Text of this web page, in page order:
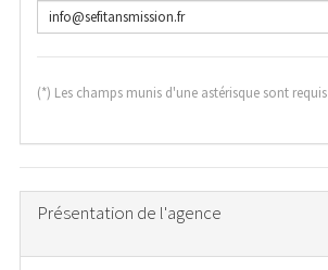
(*) Les champs munis d'une astérisque sont requis
Présentation de l'agence